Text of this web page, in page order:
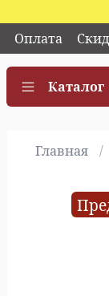
Оплата
Каталог
Главная